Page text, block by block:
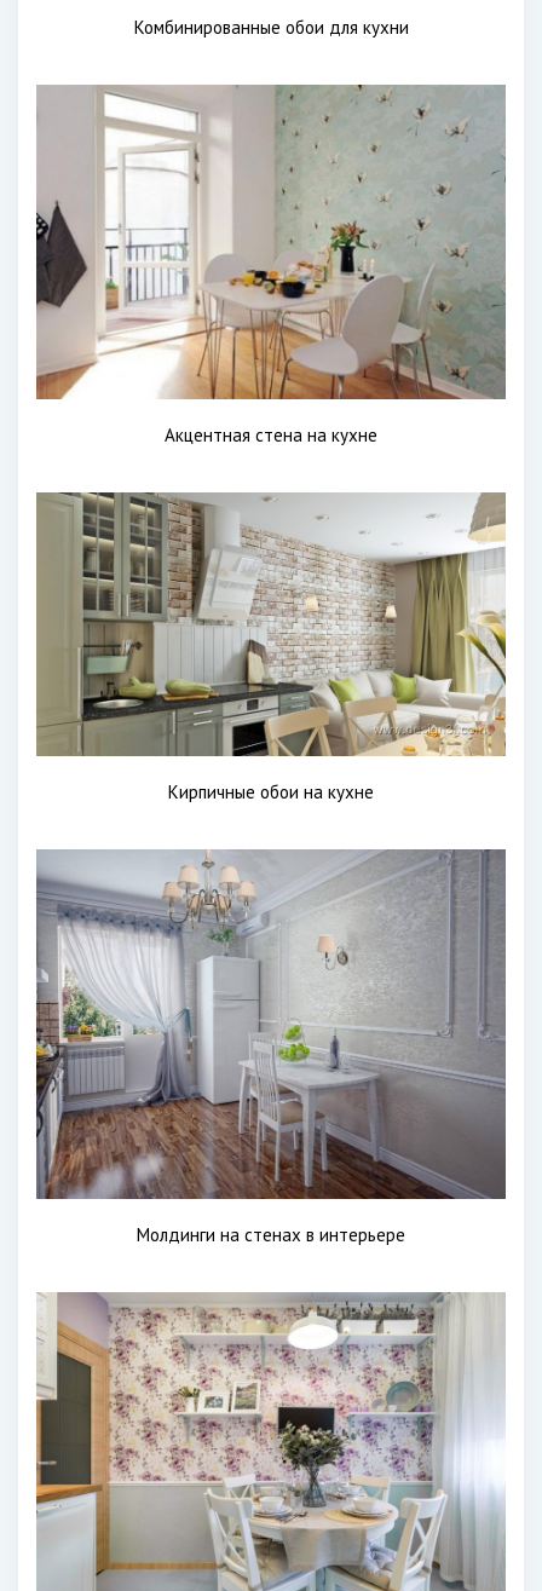
Комбинированные обои для кухни
Акцентная стена на кухне
Кирпичные обои на кухне
Молдинги на стенах в интерьере